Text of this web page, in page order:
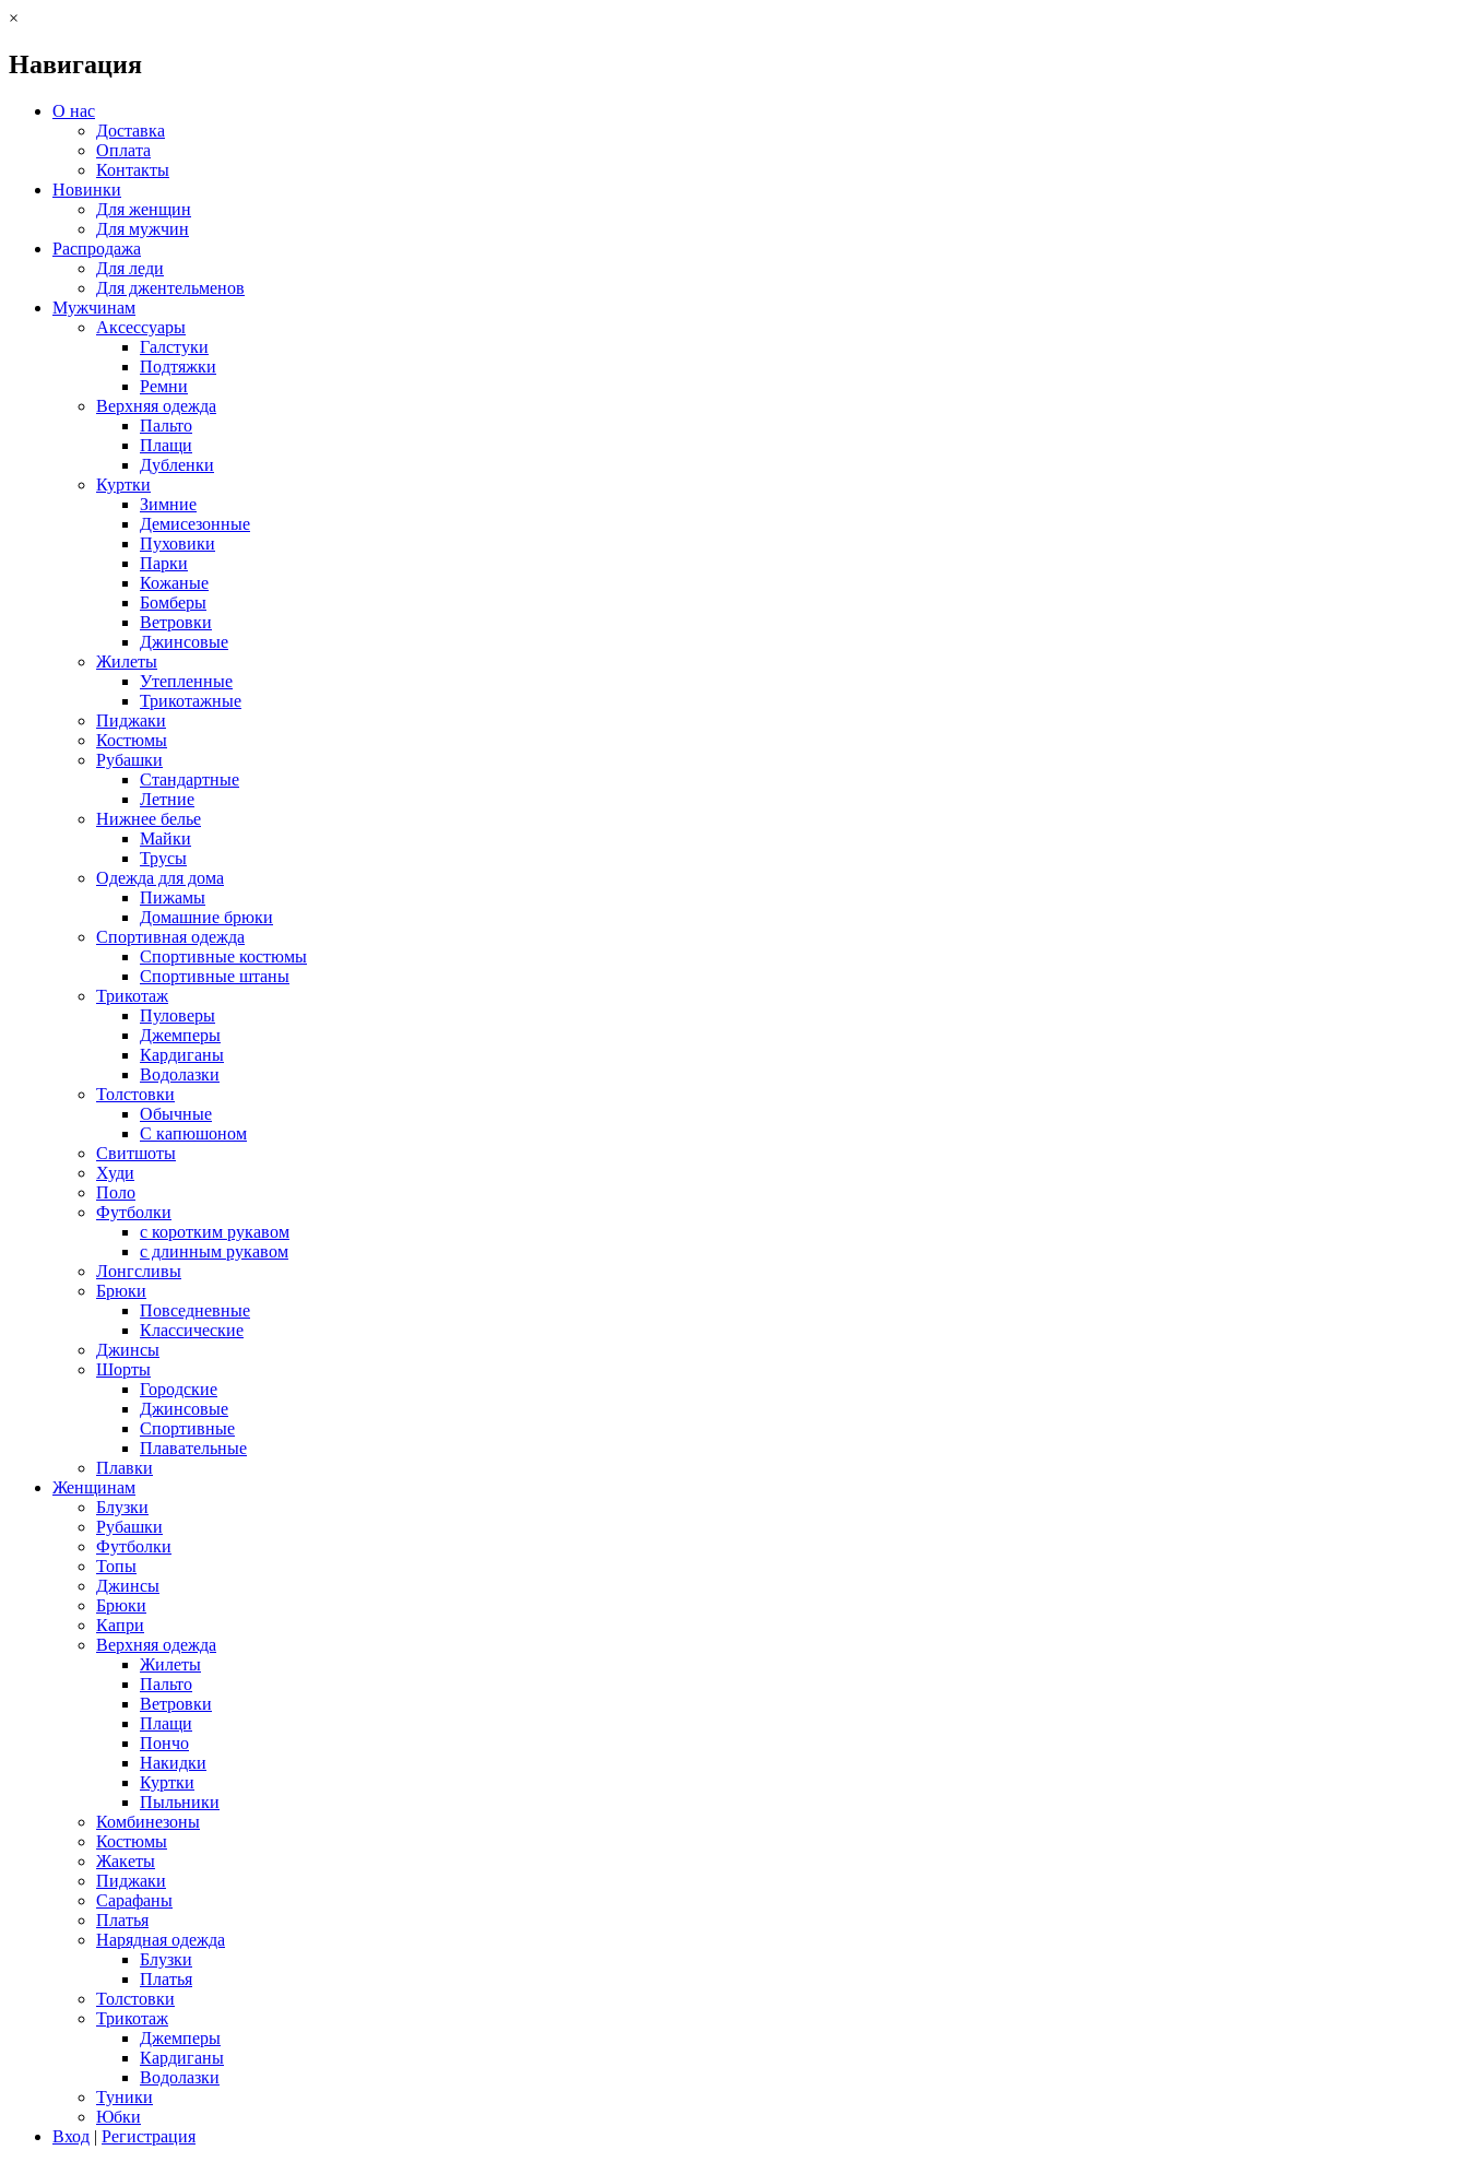
×
Навигация
О нас
Доставка
Оплата
Контакты
Новинки
Для женщин
Для мужчин
Распродажа
Для леди
Для джентельменов
Мужчинам
Аксессуары
Галстуки
Подтяжки
Ремни
Верхняя одежда
Пальто
Плащи
Дубленки
Куртки
Зимние
Демисезонные
Пуховики
Парки
Кожаные
Бомберы
Ветровки
Джинсовые
Жилеты
Утепленные
Трикотажные
Пиджаки
Костюмы
Рубашки
Стандартные
Летние
Нижнее белье
Майки
Трусы
Одежда для дома
Пижамы
Домашние брюки
Спортивная одежда
Спортивные костюмы
Спортивные штаны
Трикотаж
Пуловеры
Джемперы
Кардиганы
Водолазки
Толстовки
Обычные
С капюшоном
Свитшоты
Худи
Поло
Футболки
с коротким рукавом
с длинным рукавом
Лонгсливы
Брюки
Повседневные
Классические
Джинсы
Шорты
Городские
Джинсовые
Спортивные
Плавательные
Плавки
Женщинам
Блузки
Рубашки
Футболки
Топы
Джинсы
Брюки
Капри
Верхняя одежда
Жилеты
Пальто
Ветровки
Плащи
Пончо
Накидки
Куртки
Пыльники
Комбинезоны
Костюмы
Жакеты
Пиджаки
Сарафаны
Платья
Нарядная одежда
Блузки
Платья
Толстовки
Трикотаж
Джемперы
Кардиганы
Водолазки
Туники
Юбки
Вход | Регистрация